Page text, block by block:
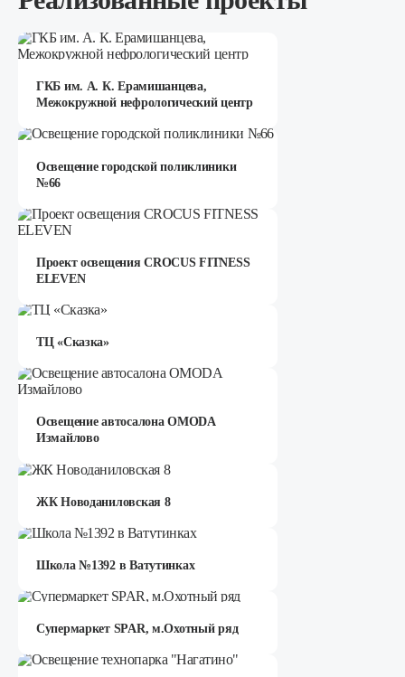
ГКБ им. А. К. Ерамишанцева,
Межокружной нефрологический центр
Освещение городской поликлиники
№66
Проект освещения CROCUS FITNESS
ELEVEN
ТЦ «Сказка»
Освещение автосалона OMODA
Измайлово
ЖК Новоданиловская 8
Школа №1392 в Ватутинках
Супермаркет SPAR, м.Охотный ряд